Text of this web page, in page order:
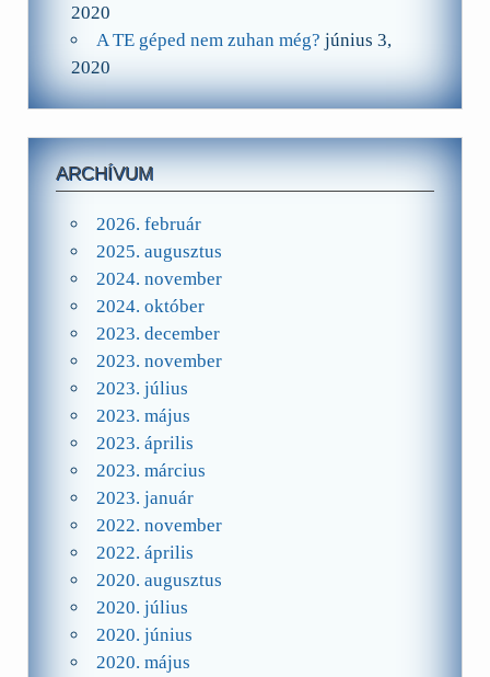
2020
A TE géped nem zuhan még? június 3,
2020
ARCHÍVUM
2026. február
2025. augusztus
2024. november
2024. október
2023. december
2023. november
2023. július
2023. május
2023. április
2023. március
2023. január
2022. november
2022. április
2020. augusztus
2020. július
2020. június
2020. május